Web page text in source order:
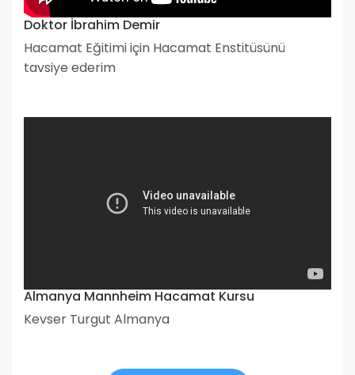
Doktor İbrahim Demir
Hacamat Eğitimi için Hacamat Enstitüsünü
tavsiye ederim
Almanya Mannheim Hacamat Kursu
Kevser Turgut Almanya